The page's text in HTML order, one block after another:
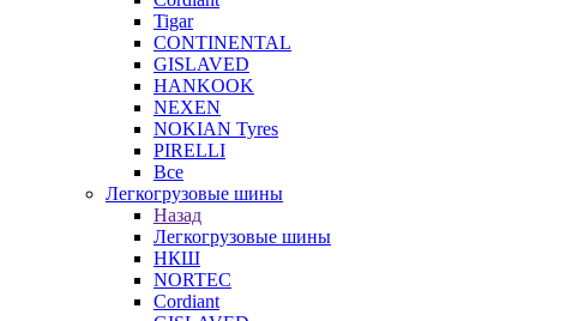
Tigar
CONTINENTAL
GISLAVED
HANKOOK
NEXEN
NOKIAN Tyres
PIRELLI
Все
Легкогрузовые шины
Назад
Легкогрузовые шины
НКШ
NORTEС
Cordiant